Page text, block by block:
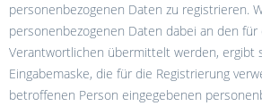
personenbezogenen Daten zu registrieren.
personenbezogenen Daten dabei an den
Verantwortlichen übermittelt werden, ergibt
Eingabemaske, die für die Registrierung
betroffenen Person eingegebenen